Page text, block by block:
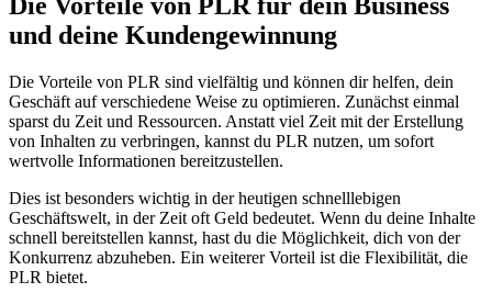
und deine Kundengewinnung
Die Vorteile von PLR sind vielfältig und können dir helfen, dein
Geschäft auf verschiedene Weise zu optimieren. Zunächst einmal
sparst du Zeit und Ressourcen. Anstatt viel Zeit mit der Erstellung
von Inhalten zu verbringen, kannst du PLR nutzen, um sofort
wertvolle Informationen bereitzustellen.
Dies ist besonders wichtig in der heutigen schnelllebigen
Geschäftswelt, in der Zeit oft Geld bedeutet. Wenn du deine Inhalte
schnell bereitstellen kannst, hast du die Möglichkeit, dich von der
Konkurrenz abzuheben. Ein weiterer Vorteil ist die Flexibilität, die
PLR bietet.